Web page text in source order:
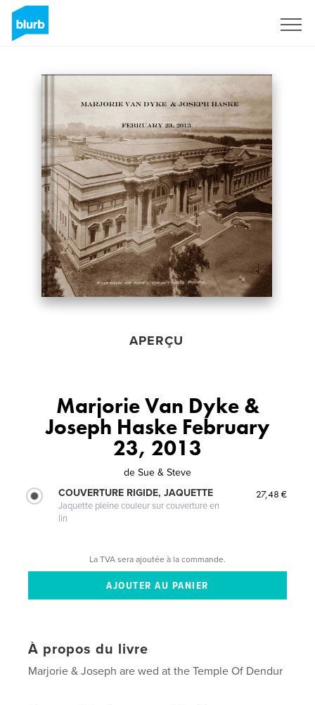
APERÇU
Marjorie Van Dyke &
Joseph Haske February
23, 2013
de Sue & Steve
COUVERTURE RIGIDE, JAQUETTE
Jaquette pleine couleur sur couverture en
lin
27,48 €
La TVA sera ajoutée à la commande.
À propos du livre
Marjorie & Joseph are wed at the Temple Of Dendur